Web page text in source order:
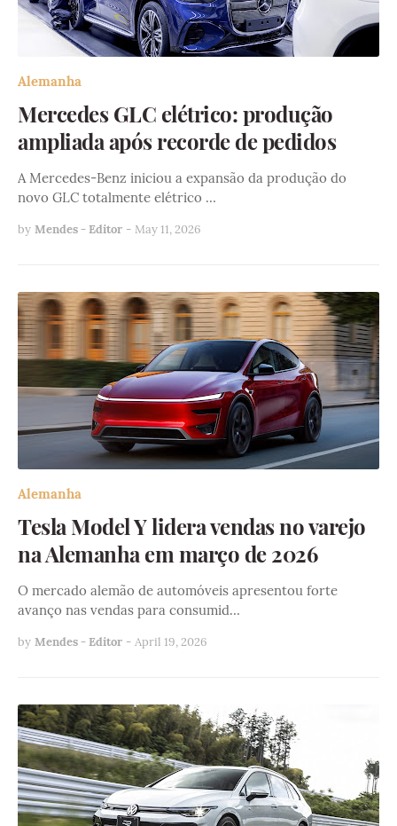
Alemanha
Mercedes GLC elétrico: produção
ampliada após recorde de pedidos
A Mercedes-Benz iniciou a expansão da produção do
novo GLC totalmente elétrico …
by Mendes - Editor - May 11, 2026
Alemanha
Tesla Model Y lidera vendas no varejo
na Alemanha em março de 2026
O mercado alemão de automóveis apresentou forte
avanço nas vendas para consumid…
by Mendes - Editor - April 19, 2026